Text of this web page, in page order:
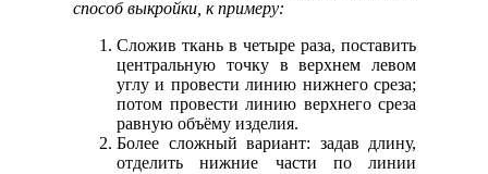
способ выкройки, к примеру:
Сложив ткань в четыре раза, поставить
центральную точку в верхнем левом
углу и провести линию нижнего среза;
потом провести линию верхнего среза
равную объёму изделия.
Более сложный вариант: задав длину,
отделить нижние части по линии